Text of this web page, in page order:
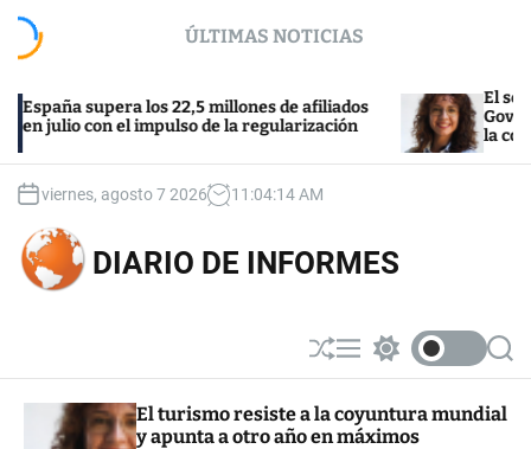
c
ÚLTIMAS NOTICIAS
supera los 22,5 millones de afiliados
con el impulso de la regularización
El sector de
Govern tras
la compra
viernes, agosto 7 2026 11 :04:15AM
DIARIO DE INFORMES
S
h
ff
l
M
e
u
w
t
c
S
e
r
El turismo resiste a la coyuntura mundial
y apunta a otro año en máximos